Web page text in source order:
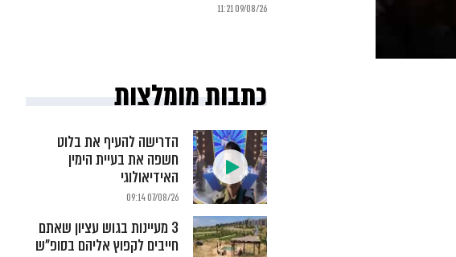
09/08/26 11:21
כתבות מומלצות
הדרישה להעיף את בלוט
חשפה את בעיית הימין
האידיאולוגי
07/08/26 09:14
3 מעיינות בגוש עציון שאתם
חייבים לקפוץ אליהם בסופ"ש